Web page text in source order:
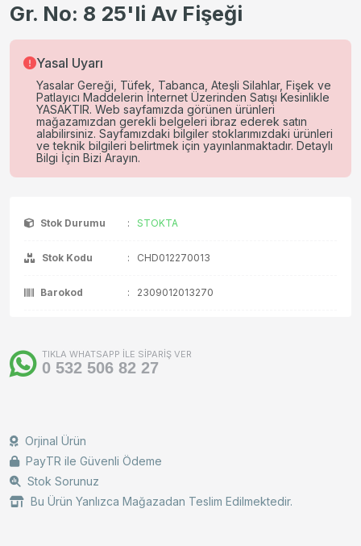
Gr. No: 8 25'li Av Fişeği
Yasal Uyarı
Yasalar Gereği, Tüfek, Tabanca, Ateşli Silahlar, Fişek ve
Patlayıcı Maddelerin İnternet Üzerinden Satışı Kesinlikle
YASAKTIR. Web sayfamızda görünen ürünleri
mağazamızdan gerekli belgeleri ibraz ederek satın
alabilirsiniz. Sayfamızdaki bilgiler stoklarımızdaki ürünleri
ve teknik bilgileri belirtmek için yayınlanmaktadır. Detaylı
Bilgi İçin Bizi Arayın.
Stok Durumu : STOKTA
Stok Kodu : CHD012270013
Barokod : 2309012013270
TIKLA WHATSAPP İLE SİPARİŞ VER
0 532 506 82 27
Orjinal Ürün
PayTR ile Güvenli Ödeme
Stok Sorunuz
Bu Ürün Yanlızca Mağazadan Teslim Edilmektedir.